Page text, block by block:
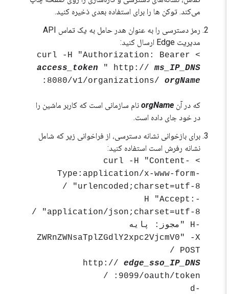
می‌کند. توکن ها را برای استفاده بعدی ذخیره کنید.
رمز دسترسی را به عنوان هدر حامل به یک تماس API
مدیریت Edge ارسال کنید:
> curl -H "Authorization: Bearer
access_token
" http://ms_IP_DNS
:8080/v1/organizations/orgName
که در آنorgNameنام سازمانی است که کاربر ماشین را
در خود جای داده است.
برای بازخوانی نشانه دسترسی، از فراخوانی زیر که شامل
نشانه رفرش است استفاده کنید:
> curl -H "Content-
Type:application/x-www-form-
urlencoded;charset=utf-8" /
-H "Accept:
application/json;charset=utf-8" /
-H "مجوز: پایه
ZWRnZWNsaTplZGdlY2xpc2VjcmV0" -X
POST /
http://edge_sso_IP_DNS
:9099/oauth/token /
-d